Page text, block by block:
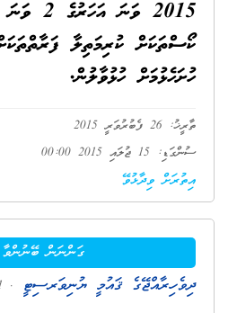
2015
ކޯސްތަކަށް ކުރިމަތިލާ
ހުށަހެޅުމަށް ހުޅުވާލުން.
ތާރީޚު: 26 ފެބުރުވަރީ 2015
ސުންގަޑި: 15 ޖުލައި 2015 00:00
އިތުރަށް ވިދާޅުވޭ
ގަންނަން
ދިވެހިރާއްޖޭގެ ޤައުމީ ޔުނިވަރސިޓީ . 11 އަހަރު ކުރިން